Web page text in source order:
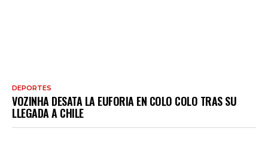
DEPORTES
VOZINHA DESATA LA EUFORIA EN COLO COLO TRAS SU
LLEGADA A CHILE